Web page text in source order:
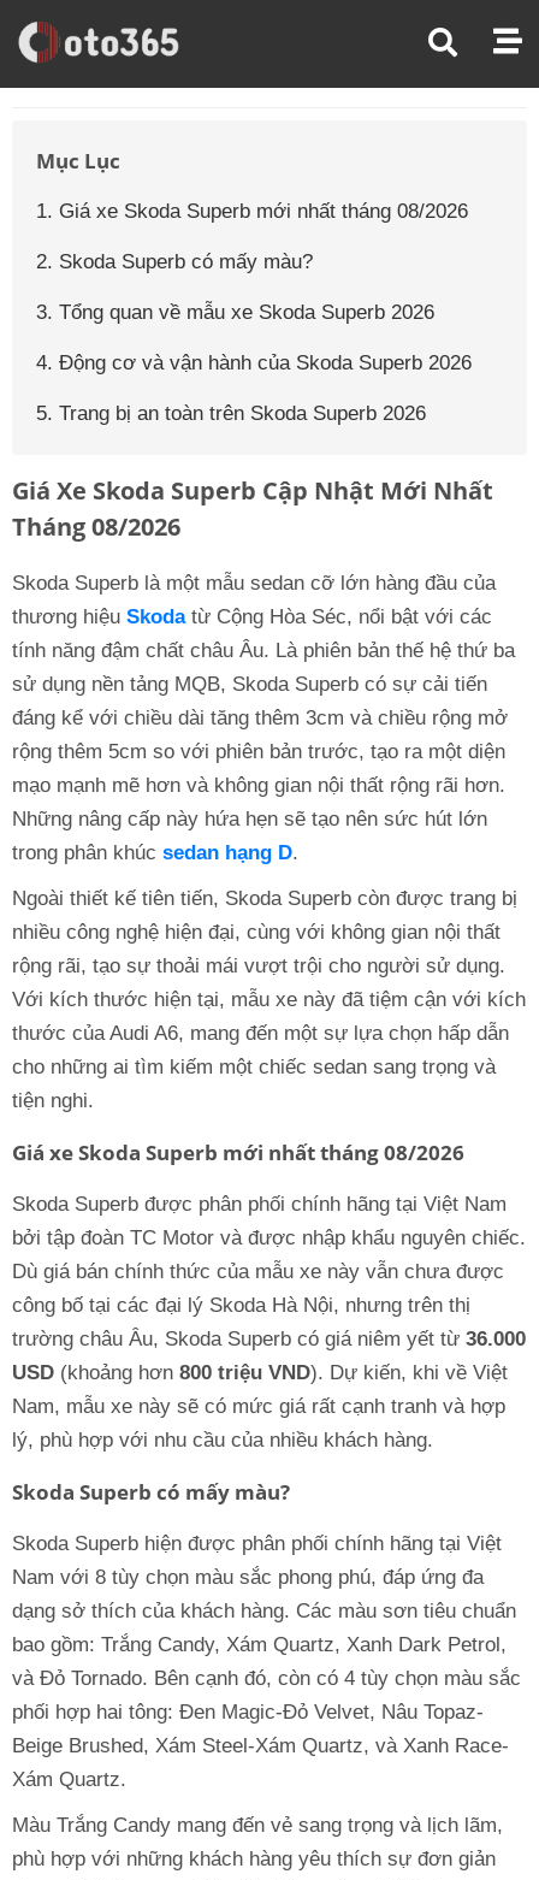
Trang Chủ Giá Xe Ô Tô
Mục Lục
1. Giá xe Skoda Superb mới nhất tháng 08/2026
2. Skoda Superb có mấy màu?
3. Tổng quan về mẫu xe Skoda Superb 2026
4. Động cơ và vận hành của Skoda Superb 2026
5. Trang bị an toàn trên Skoda Superb 2026
Giá Xe Skoda Superb Cập Nhật Mới Nhất
Tháng 08/2026
Skoda Superb là một mẫu sedan cỡ lớn hàng đầu của
thương hiệu Skodatừ Cộng Hòa Séc, nổi bật với các
tính năng đậm chất châu Âu. Là phiên bản thế hệ thứ ba
sử dụng nền tảng MQB, Skoda Superb có sự cải tiến
đáng kể với chiều dài tăng thêm 3cm và chiều rộng mở
rộng thêm 5cm so với phiên bản trước, tạo ra một diện
mạo mạnh mẽ hơn và không gian nội thất rộng rãi hơn.
Những nâng cấp này hứa hẹn sẽ tạo nên sức hút lớn
trong phân khúc sedan hạng D.
Ngoài thiết kế tiên tiến, Skoda Superb còn được trang bị
nhiều công nghệ hiện đại, cùng với không gian nội thất
rộng rãi, tạo sự thoải mái vượt trội cho người sử dụng.
Với kích thước hiện tại, mẫu xe này đã tiệm cận với kích
thước của Audi A6, mang đến một sự lựa chọn hấp dẫn
cho những ai tìm kiếm một chiếc sedan sang trọng và
tiện nghi.
Giá xe Skoda Superb mới nhất tháng 08/2026
Skoda Superb được phân phối chính hãng tại Việt Nam
bởi tập đoàn TC Motor và được nhập khẩu nguyên chiếc.
Dù giá bán chính thức của mẫu xe này vẫn chưa được
công bố tại các đại lý Skoda Hà Nội, nhưng trên thị
trường châu Âu, Skoda Superb có giá niêm yết từ 36.000
USD (khoảng hơn 800 triệu VND). Dự kiến, khi về Việt
Nam, mẫu xe này sẽ có mức giá rất cạnh tranh và hợp
lý, phù hợp với nhu cầu của nhiều khách hàng.
Skoda Superb có mấy màu?
Skoda Superb hiện được phân phối chính hãng tại Việt
Nam với 8 tùy chọn màu sắc phong phú, đáp ứng đa
dạng sở thích của khách hàng. Các màu sơn tiêu chuẩn
bao gồm: Trắng Candy, Xám Quartz, Xanh Dark Petrol,
và Đỏ Tornado. Bên cạnh đó, còn có 4 tùy chọn màu sắc
phối hợp hai tông: Đen Magic-Đỏ Velvet, Nâu Topaz-
Beige Brushed, Xám Steel-Xám Quartz, và Xanh Race-
Xám Quartz.
Màu Trắng Candy mang đến vẻ sang trọng và lịch lãm,
phù hợp với những khách hàng yêu thích sự đơn giản